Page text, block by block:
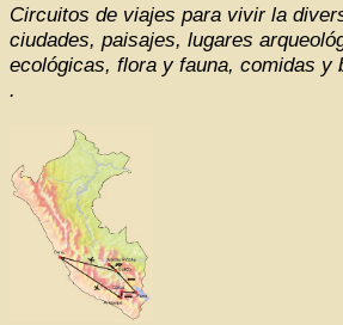
Circuitos de viajes para vivir la
ciudades, paisajes, lugares
ecológicas, flora y fauna, comidas y
.